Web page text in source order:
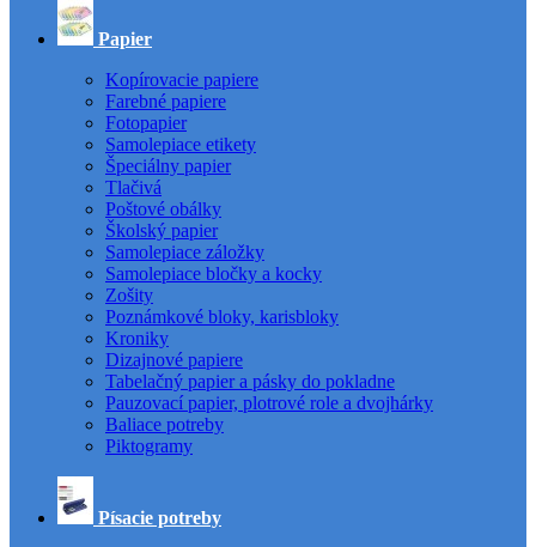
Papier
Kopírovacie papiere
Farebné papiere
Fotopapier
Samolepiace etikety
Špeciálny papier
Tlačivá
Poštové obálky
Školský papier
Samolepiace záložky
Samolepiace bločky a kocky
Zošity
Poznámkové bloky, karisbloky
Kroniky
Dizajnové papiere
Tabelačný papier a pásky do pokladne
Pauzovací papier, plotrové role a dvojhárky
Baliace potreby
Piktogramy
Písacie potreby